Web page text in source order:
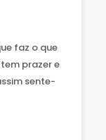
faz o que
prazer e
sente-